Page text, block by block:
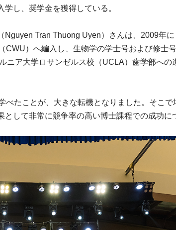
し、奨学金を獲得している。
Tran Thuong Uyen）さんは、2009年に
CWU）へ編入し、生物学の学士号および修士号
ニア大学ロサンゼルス校（UCLA）歯学部への
べたことが、大きな転機となりました。そこで
して非常に競争率の高い博士課程での成功に